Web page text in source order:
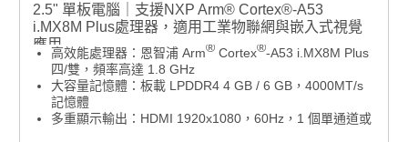
2.5" 單板電腦｜支援NXP Arm® Cortex®-A53
i.MX8M Plus處理器，適用工業物聯網與嵌入式視覺
應用
高效能處理器：恩智浦 Arm® Cortex®-A53 i.MX8M Plus
四/雙，頻率高達 1.8 GHz
大容量記憶體：板載 LPDDR4 4 GB / 6 GB，4000MT/s
記憶體
多重顯示輸出：HDMI 1920x1080，60Hz，1 個單通道或